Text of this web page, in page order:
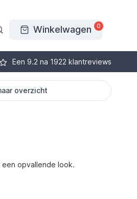
Winkelwagen 0
Een 9.2 na 1922 klantreviews
overzicht
een opvallende look.